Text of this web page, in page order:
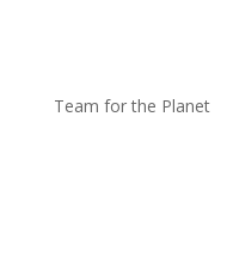
Team for the Planet